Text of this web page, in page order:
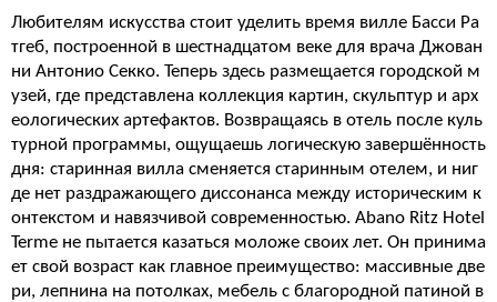
Любителям искусства стоит уделить время вилле Басси Ра
тгеб, построенной в шестнадцатом веке для врача Джован
ни Антонио Секко. Теперь здесь размещается городской м
узей, где представлена коллекция картин, скульптур и арх
еологических артефактов. Возвращаясь в отель после куль
турной программы, ощущаешь логическую завершённость
дня: старинная вилла сменяется старинным отелем, и ниг
де нет раздражающего диссонанса между историческим к
онтекстом и навязчивой современностью. Abano Ritz Hotel
Terme не пытается казаться моложе своих лет. Он принима
ет свой возраст как главное преимущество: массивные две
ри, лепнина на потолках, мебель с благородной патиной в